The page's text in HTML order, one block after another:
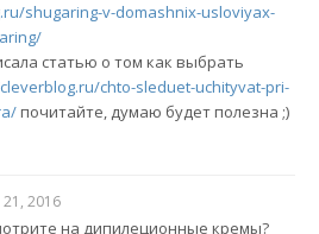
shugaring-v-domashnix-usloviyax-
статью о том как выбрать
chto-sleduet-uchityvat-pri-
почитайте, думаю будет полезна ;)
2016
на дипилеционные кремы?